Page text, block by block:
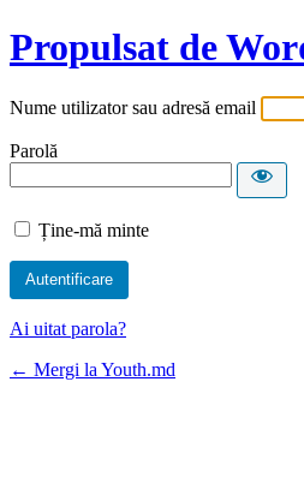
Propulsat de
Nume utilizator sau adresă email
Parolă
Ține-mă minte
Ai uitat parola?
← Mergi la Youth.md